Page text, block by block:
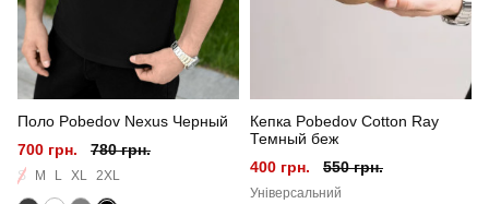
Поло Pobedov Nexus Черный
700 грн.
780 грн.
S M L XL 2XL
Кепка Pobedov Cotton Ray
Темный беж
400 грн.
550 грн.
Універсальний